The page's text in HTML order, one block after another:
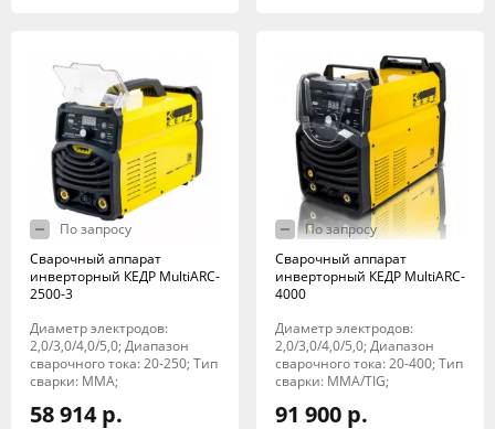
По запросу
Сварочный аппарат
инверторный КЕДР MultiARC-
2500-3
Диаметр электродов:
2,0/3,0/4,0/5,0; Диапазон
сварочного тока: 20-250; Тип
сварки: MMA;
58 914 р.
По запросу
Сварочный аппарат
инверторный КЕДР MultiARC-
4000
Диаметр электродов:
2,0/3,0/4,0/5,0; Диапазон
сварочного тока: 20-400; Тип
сварки: MMA/TIG;
91 900 р.